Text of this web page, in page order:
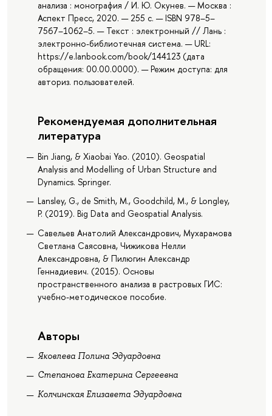
анализа : монография / И. Ю. Окунев. — Москва :
Аспект Пресс, 2020. — 255 с. — ISBN 978–5–
7567–1062–5. — Текст : электронный // Лань :
электронно-библиотечная система. — URL:
https://e.lanbook.com/book/144123 (дата
обращения: 00.00.0000). — Режим доступа: для
авториз. пользователей.
Рекомендуемая дополнительная
литература
Bin Jiang, & Xiaobai Yao. (2010). Geospatial
Analysis and Modelling of Urban Structure and
Dynamics. Springer.
Lansley, G., de Smith, M., Goodchild, M., & Longley,
P. (2019). Big Data and Geospatial Analysis.
Савельев Анатолий Александрович, Мухарамова
Светлана Саясовна, Чижикова Нелли
Александровна, & Пилюгин Александр
Геннадиевич. (2015). Основы
пространственного анализа в растровых ГИС:
учебно-методическое пособие.
Авторы
Яковлева Полина Эдуардовна
Степанова Екатерина Сергеевна
Колчинская Елизавета Эдуардовна